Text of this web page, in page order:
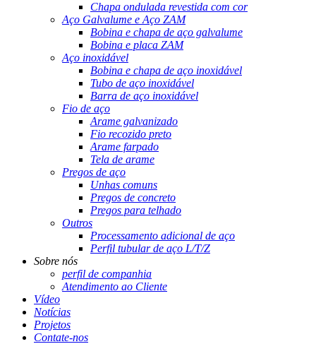
Chapa ondulada revestida com cor
Aço Galvalume e Aço ZAM
Bobina e chapa de aço galvalume
Bobina e placa ZAM
Aço inoxidável
Bobina e chapa de aço inoxidável
Tubo de aço inoxidável
Barra de aço inoxidável
Fio de aço
Arame galvanizado
Fio recozido preto
Arame farpado
Tela de arame
Pregos de aço
Unhas comuns
Pregos de concreto
Pregos para telhado
Outros
Processamento adicional de aço
Perfil tubular de aço L/T/Z
Sobre nós
perfil de companhia
Atendimento ao Cliente
Vídeo
Notícias
Projetos
Contate-nos